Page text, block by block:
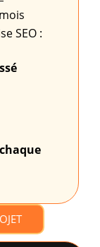
SEO :